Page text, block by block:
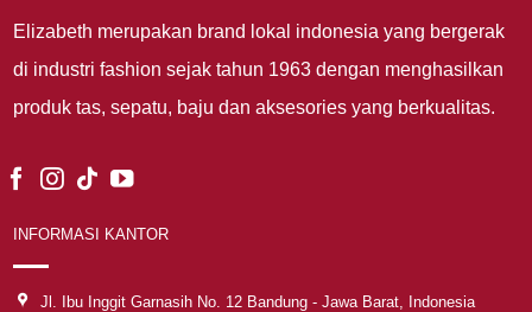
Elizabeth merupakan brand lokal indonesia yang bergerak
di industri fashion sejak tahun 1963 dengan menghasilkan
produk tas, sepatu, baju dan aksesories yang berkualitas.
INFORMASI KANTOR
Jl. Ibu Inggit Garnasih No. 12 Bandung - Jawa Barat, Indonesia